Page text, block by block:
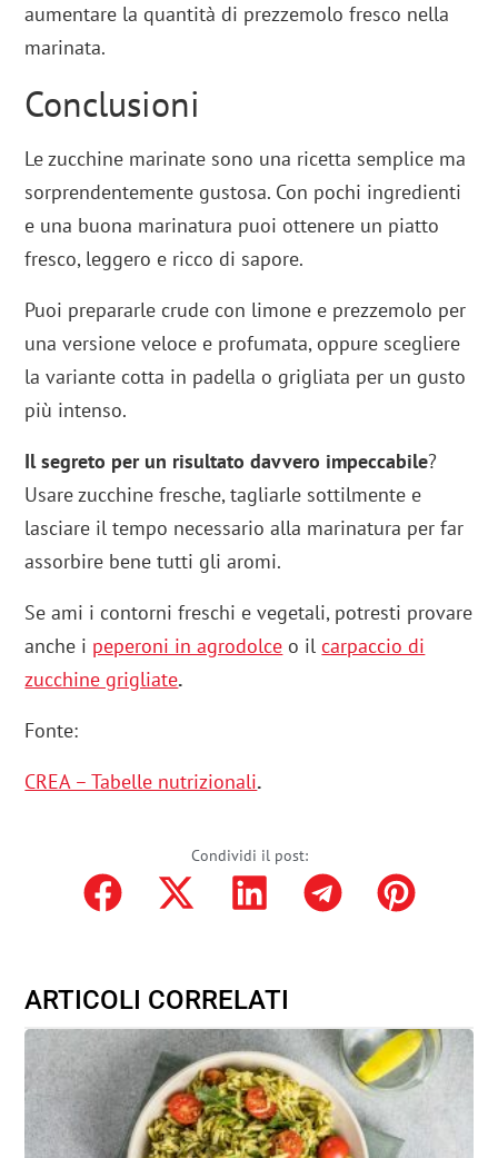
aumentare la quantità di prezzemolo fresco nella
marinata.
Conclusioni
Le zucchine marinate sono una ricetta semplice ma
sorprendentemente gustosa. Con pochi ingredienti
e una buona marinatura puoi ottenere un piatto
fresco, leggero e ricco di sapore.
Puoi prepararle crude con limone e prezzemolo per
una versione veloce e profumata, oppure scegliere
la variante cotta in padella o grigliata per un gusto
più intenso.
Il segreto per un risultato davvero impeccabile?
Usare zucchine fresche, tagliarle sottilmente e
lasciare il tempo necessario alla marinatura per far
assorbire bene tutti gli aromi.
Se ami i contorni freschi e vegetali, potresti provare
anche i peperoni in agrodolce o ilcarpaccio di
zucchine grigliate.
Fonte:
CREA – Tabelle nutrizionali.
Condividi il post:
ARTICOLI CORRELATI